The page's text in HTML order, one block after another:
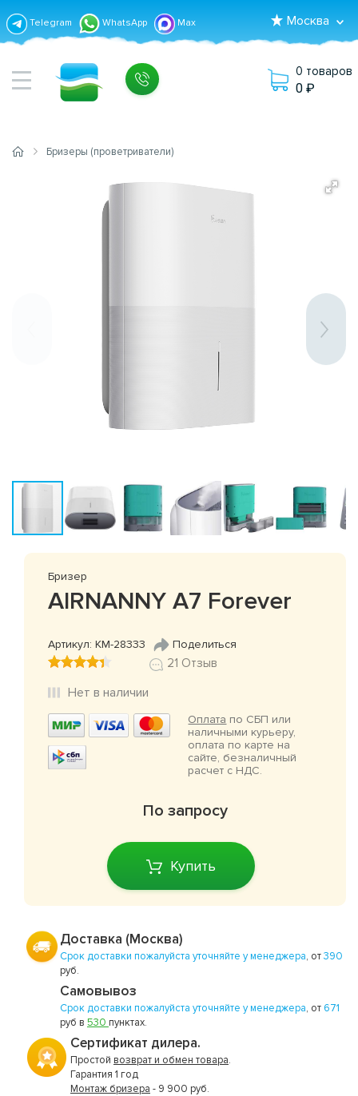
Telegram WhatsApp Max Москва
0 товаров
0
Бризеры (проветриватели)
Бризер
AIRNANNY A7 Forever
Артикул: КМ-28333 Поделиться
21 Отзыв
Нет в наличии
Оплата по СБП или
наличными курьеру,
оплата по карте на
сайте, безналичный
расчет с НДС.
По запросу
Купить
Доставка (Москва)
Срок доставки пожалуйста уточняйте у менеджера, от390
руб.
Самовывоз
Срок доставки пожалуйста уточняйте у менеджера, от 671
руб в 530 пунктах.
Сертификат дилера.
Простой возврат и обмен товара.
Гарантия 1 год
Монтаж бризера - 9 900 руб.